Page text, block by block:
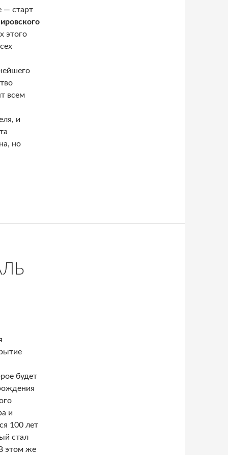
— старт
этого
всем
и
но
стартует Шекспировский фестиваль
будет
и
100 лет
стал
этом же